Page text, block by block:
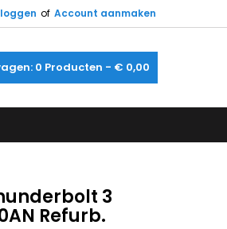
of Account aanmaken
0 Producten - € 0,00
3
Refurb.